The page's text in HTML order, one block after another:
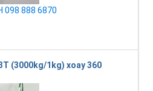
098 888 6870
(3000kg/1kg) xoay 360